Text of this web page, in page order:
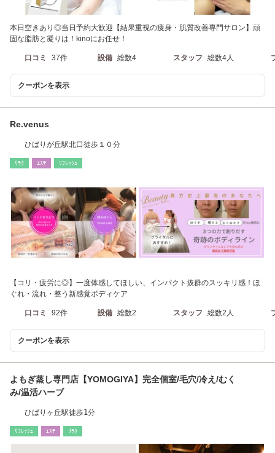
本日空きあり◎当日予約大歓迎【結果重視の痩身・肌質改善専門サロン】頑
固な脂肪と凝りは！kinoにお任せ！
口コミ 37件 設備 総数4 スタッフ 総数4人
クーポンを表示
Re.venus
ひばりが丘駅北口徒歩１０分
ﾘﾗｸ ｴｽﾃ ﾘﾌﾚｯｼｭ
【コリ・疲労に◎】一度体感してほしい、インパクト抜群のスッキリ感！ほ
ぐれ・流れ・整う新感覚ボディケア
口コミ 92件 設備 総数2 スタッフ 総数2人
クーポンを表示
よもぎ蒸し専門店【YOMOGIYA】完全個室/毛穴/冷え/むく
み/温活ハーブ
ひばりヶ丘駅徒歩1分
ﾘﾌﾚｯｼｭ ｴｽﾃ ﾘﾗｸ